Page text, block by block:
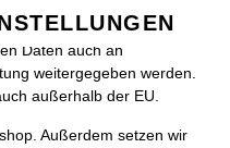
DE
SPRACHE ÄNDERN
Webshops auch alles
Daten auch an
weitergegeben werden.
außerhalb der EU.
Außerdem setzen wir